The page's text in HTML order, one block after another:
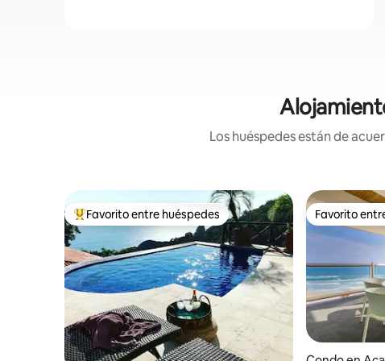
Los huéspedes están de
Favorito entre huéspedes preferido
Favorito entre huéspedes Favorito
Favorito